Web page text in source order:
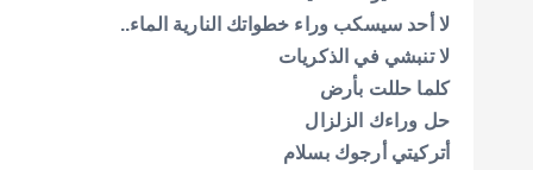
لا أحد سيسكب وراء خطواتك النارية الماء..
لا تنبشي في الذكريات
كلما حللت بأرض
حل وراءك الزلزال
أتركيتي أرجوك بسلام